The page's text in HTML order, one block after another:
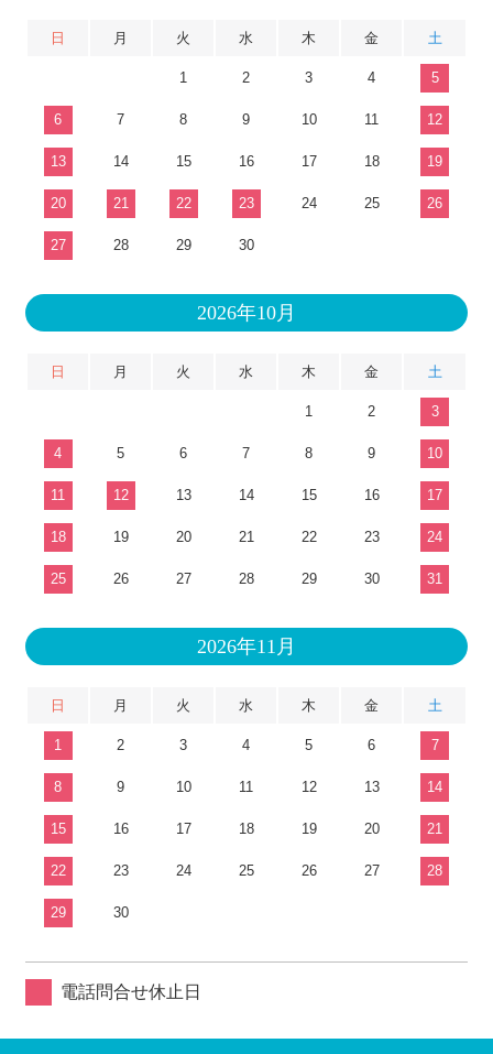
日 月 火 水 木 金 土
1 2 3 4 5
6 7 8 9 10 11 12
13 14 15 16 17 18 19
20 21 22 23 24 25 26
27 28 29 30
2026年10月
日 月 火 水 木 金 土
1 2 3
4 5 6 7 8 9 10
11 12 13 14 15 16 17
18 19 20 21 22 23 24
25 26 27 28 29 30 31
2026年11月
日 月 火 水 木 金 土
1 2 3 4 5 6 7
8 9 10 11 12 13 14
15 16 17 18 19 20 21
22 23 24 25 26 27 28
29 30
電話問合せ休止日